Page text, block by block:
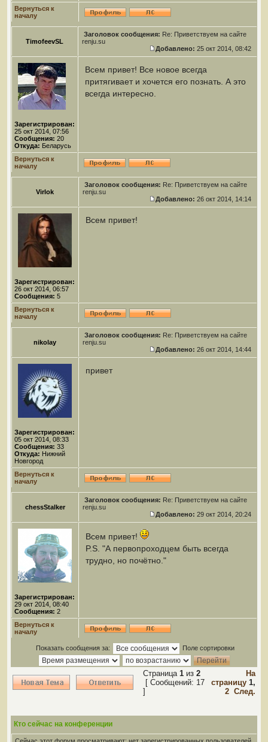
Вернуться к
началу
TimofeevSL
Заголовок сообщения: Re: Приветствуем на сайте
renju.su
Добавлено: 25 окт 2014, 08:42
Зарегистрирован:
25 окт 2014, 07:56
Сообщения: 20
Откуда: Беларусь
Всем привет! Все новое всегда
притягивает и хочется его познать. А это
всегда интересно.
Вернуться к
началу
Virlok
Заголовок сообщения: Re: Приветствуем на сайте
renju.su
Добавлено: 26 окт 2014, 14:14
Зарегистрирован:
26 окт 2014, 06:57
Сообщения: 5
Всем привет!
Вернуться к
началу
nikolay
Заголовок сообщения: Re: Приветствуем на сайте
renju.su
Добавлено: 26 окт 2014, 14:44
Зарегистрирован:
05 окт 2014, 08:33
Сообщения: 33
Откуда: Нижний
Новгород
привет
Вернуться к
началу
chessStalker
Заголовок сообщения: Re: Приветствуем на сайте
renju.su
Добавлено: 29 окт 2014, 20:24
Зарегистрирован:
29 окт 2014, 08:40
Сообщения: 2
Всем привет!
P.S. "А первопроходцем быть всегда
трудно, но почётно."
Вернуться к
началу
Показать сообщения за: Поле сортировки
Страница 1 из 2
[ Сообщений: 17
]
На
страницу 1,
2 След.
Кто сейчас на конференции